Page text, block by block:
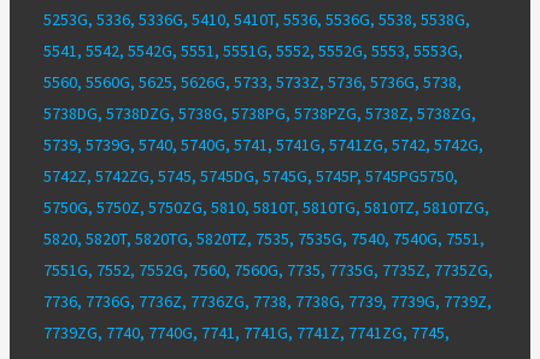
5253G, 5336, 5336G, 5410, 5410T, 5536, 5536G, 5538, 5538G,
5541, 5542, 5542G, 5551, 5551G, 5552, 5552G, 5553, 5553G,
5560, 5560G, 5625, 5626G, 5733, 5733Z, 5736, 5736G, 5738,
5738DG, 5738DZG, 5738G, 5738PG, 5738PZG, 5738Z, 5738ZG,
5739, 5739G, 5740, 5740G, 5741, 5741G, 5741ZG, 5742, 5742G,
5742Z, 5742ZG, 5745, 5745DG, 5745G, 5745P, 5745PG5750,
5750G, 5750Z, 5750ZG, 5810, 5810T, 5810TG, 5810TZ, 5810TZG,
5820, 5820T, 5820TG, 5820TZ, 7535, 7535G, 7540, 7540G, 7551,
7551G, 7552, 7552G, 7560, 7560G, 7735, 7735G, 7735Z, 7735ZG,
7736, 7736G, 7736Z, 7736ZG, 7738, 7738G, 7739, 7739G, 7739Z,
7739ZG, 7740, 7740G, 7741, 7741G, 7741Z, 7741ZG, 7745,